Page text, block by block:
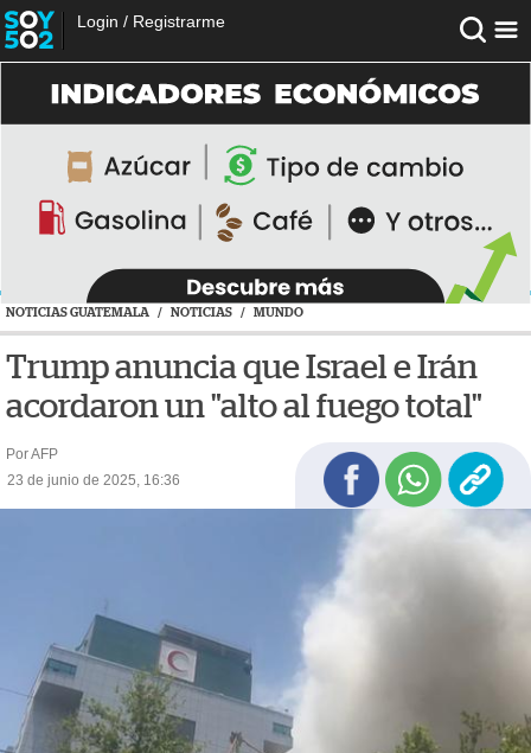
Login / Registrarme
NOTICIAS GUATEMALA / NOTICIAS / MUNDO
Trump anuncia que Israel e Irán
acordaron un "alto al fuego total"
Por AFP
23 de junio de 2025, 16:36